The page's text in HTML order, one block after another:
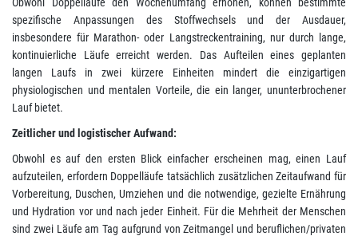
spezifische Anpassungen des Stoffwechsels und der Ausdauer,
insbesondere für Marathon- oder Langstreckentraining, nur durch lange,
kontinuierliche Läufe erreicht werden. Das Aufteilen eines geplanten
langen Laufs in zwei kürzere Einheiten mindert die einzigartigen
physiologischen und mentalen Vorteile, die ein langer, ununterbrochener
Lauf bietet.
Zeitlicher und logistischer Aufwand:
Obwohl es auf den ersten Blick einfacher erscheinen mag, einen Lauf
aufzuteilen, erfordern Doppelläufe tatsächlich zusätzlichen Zeitaufwand für
Vorbereitung, Duschen, Umziehen und die notwendige, gezielte Ernährung
und Hydration vor und nach jeder Einheit. Für die Mehrheit der Menschen
sind zwei Läufe am Tag aufgrund von Zeitmangel und beruflichen/privaten